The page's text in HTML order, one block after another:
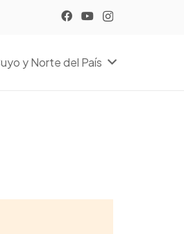
y Norte del País